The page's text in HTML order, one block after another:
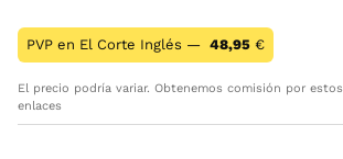
PVP en El Corte Inglés — 48,95 €
El precio podría variar. Obtenemos comisión por estos
enlaces